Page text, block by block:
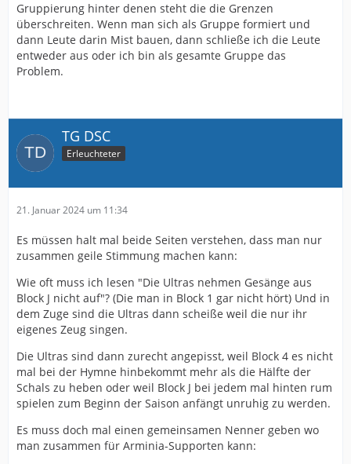
Gruppierung hinter denen steht die die Grenzen
überschreiten. Wenn man sich als Gruppe formiert und
dann Leute darin Mist bauen, dann schließe ich die Leute
entweder aus oder ich bin als gesamte Gruppe das
Problem.
TG DSC
Erleuchteter
21. Januar 2024 um 11:34
Es müssen halt mal beide Seiten verstehen, dass man nur
zusammen geile Stimmung machen kann:
Wie oft muss ich lesen "Die Ultras nehmen Gesänge aus
Block J nicht auf"? (Die man in Block 1 gar nicht hört) Und in
dem Zuge sind die Ultras dann scheiße weil die nur ihr
eigenes Zeug singen.
Die Ultras sind dann zurecht angepisst, weil Block 4 es nicht
mal bei der Hymne hinbekommt mehr als die Hälfte der
Schals zu heben oder weil Block J bei jedem mal hinten rum
spielen zum Beginn der Saison anfängt unruhig zu werden.
Es muss doch mal einen gemeinsamen Nenner geben wo
man zusammen für Arminia-Supporten kann: